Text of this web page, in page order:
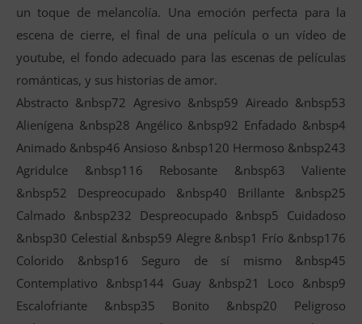
un toque de melancolía. Una emoción perfecta para la
escena de cierre, el final de una película o un vídeo de
youtube, el fondo adecuado para las escenas de películas
románticas, y sus historias de amor.
Abstracto &nbsp72 Agresivo &nbsp59 Aireado &nbsp53
Alienígena &nbsp28 Angélico &nbsp92 Enfadado &nbsp4
Animado &nbsp46 Ansioso &nbsp120 Hermoso &nbsp243
Agridulce &nbsp116 Rebosante &nbsp63 Valiente
&nbsp52 Despreocupado &nbsp40 Brillante &nbsp25
Calmado &nbsp232 Despreocupado &nbsp5 Cuidadoso
&nbsp30 Celestial &nbsp59 Alegre &nbsp1 Frío &nbsp176
Colorido &nbsp16 Seguro de sí mismo &nbsp45
Contemplativo &nbsp144 Guay &nbsp21 Loco &nbsp9
Escalofriante &nbsp35 Bonito &nbsp20 Peligroso